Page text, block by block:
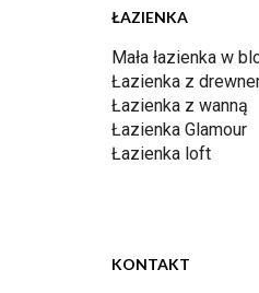
ŁAZIENKA
Mała łazienka w
Łazienka z
Łazienka z wanną
Łazienka Glamour
Łazienka loft
KONTAKT